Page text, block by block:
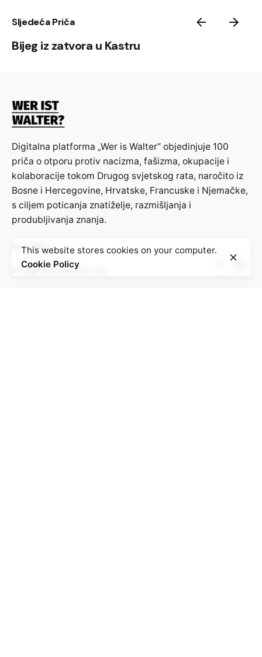
Sljedeća Priča
Bijeg iz zatvora u Kastru
Digitalna platforma „Wer is Walter“ objedinjuje 100
priča o otporu protiv nacizma, fašizma, okupacije i
kolaboracije tokom Drugog svjetskog rata, naročito iz
Bosne i Hercegovine, Hrvatske, Francuske i Njemačke,
s ciljem poticanja znatiželje, razmišljanja i
produbljivanja znanja.
Kontakt:
info@weristwalter.eu
This website stores cookies on your computer.
Cookie Policy